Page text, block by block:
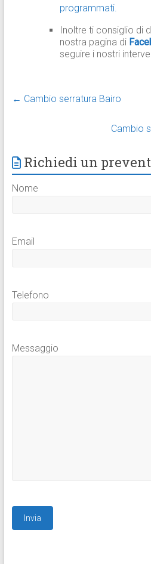
programmati.
Inoltre ti consiglio di
nostra pagina di
seguire i nostri
← Cambio serratura Bairo
Cambio
Richiedi un
Nome
Email
Telefono
Messaggio